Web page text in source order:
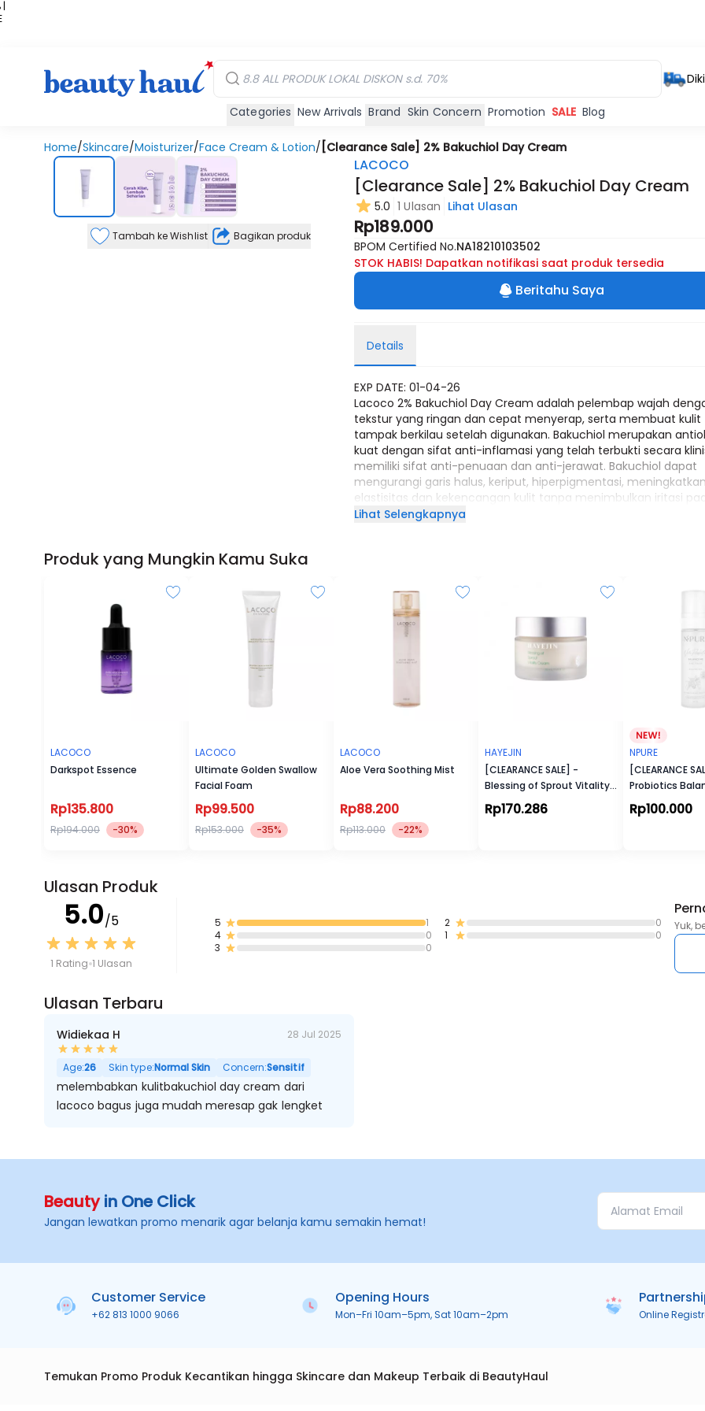
|
Categories New Arrivals Brand Skin Concern Promotion SALE Blog
Home/Skincare/Moisturizer/Face Cream & Lotion/ [Clearance Sale] 2% Bakuchiol Day Cream
Tambah ke Wishlist Bagikan produk
LACOCO
[Clearance Sale] 2% Bakuchiol Day Cream
5.0 1 Ulasan Lihat Ulasan
Rp189.000
BPOM Certified No.NA18210103502
STOK HABIS! Dapatkan notifikasi saat produk tersedia
Beritahu Saya
Details
EXP DATE: 01-04-26
Lacoco 2% Bakuchiol Day Cream adalah pelembap wajah
tekstur yang ringan dan cepat menyerap, serta membuat kulit
tampak berkilau setelah digunakan. Bakuchiol merupakan
kuat dengan sifat anti-inflamasi yang telah terbukti secara
memiliki sifat anti-penuaan dan anti-jerawat. Bakuchiol dapat
mengurangi garis halus, keriput, hiperpigmentasi, meningkatkan
elastisitas dan kekencangan kulit tanpa menimbulkan iritasi
wajah. Lacoco 2% Bakuchiol Day Cream dilengkapi dengan UV
Lihat Selengkapnya
Produk yang Mungkin Kamu Suka
LACOCO
Darkspot Essence
Rp135.800
Rp194.000 -30%
LACOCO
Ultimate Golden Swallow
Facial Foam
Rp99.500
Rp153.000 -35%
LACOCO
Aloe Vera Soothing Mist
Rp88.200
Rp113.000 -22%
HAYEJIN
[CLEARANCE SALE] -
Blessing of Sprout Vitality
Cream
Rp170.286
NPURE
[CLEARANCE
Probiotics
Toner
Rp100.000
Ulasan Produk
5.0/5
1 Rating 1 Ulasan
5
1
4
0
3
0
2
0
1
0
Yuk,
Ulasan Terbaru
Widiekaa H 28 Jul 2025
Age:26 Skin type:Normal Skin Concern:Sensitif
melembabkan kulitbakuchiol day cream dari
lacoco bagus juga mudah meresap gak lengket
Beautyin One Click
Jangan lewatkan promo menarik agar belanja kamu semakin hemat!
Customer Service
+62 813 1000 9066
Opening Hours
Mon–Fri 10am–5pm, Sat 10am–2pm Online
Temukan Promo Produk Kecantikan hingga Skincare dan Makeup Terbaik di BeautyHaul